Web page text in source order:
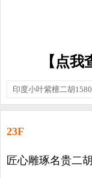
【点我
印度小叶紫檀二胡
23F
匠心雕琢名贵二